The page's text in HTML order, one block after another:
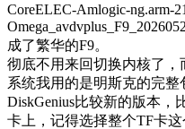
CoreELEC-Amlogic-ng.arm-
成了繁华的F9。
彻底不用来回切换内核了，
系统我用的是明斯克的完整
DiskGenius比较新的版本，
卡上，记得选择整个TF卡